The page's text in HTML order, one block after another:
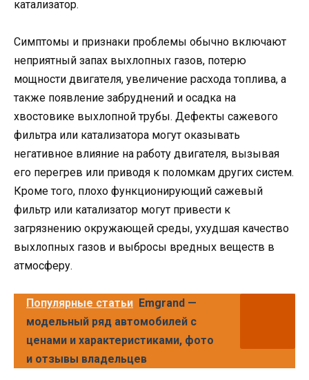
катализатор.
Симптомы и признаки проблемы обычно включают
неприятный запах выхлопных газов, потерю
мощности двигателя, увеличение расхода топлива, а
также появление забруднений и осадка на
хвостовике выхлопной трубы. Дефекты сажевого
фильтра или катализатора могут оказывать
негативное влияние на работу двигателя, вызывая
его перегрев или приводя к поломкам других систем.
Кроме того, плохо функционирующий сажевый
фильтр или катализатор могут привести к
загрязнению окружающей среды, ухудшая качество
выхлопных газов и выбросы вредных веществ в
атмосферу.
Популярные статьи Emgrand —
модельный ряд автомобилей с
ценами и характеристиками, фото
и отзывы владельцев